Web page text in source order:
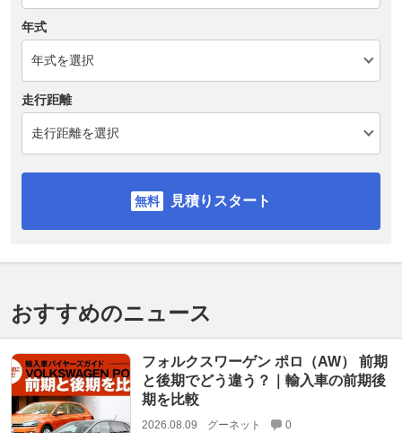
年式
走行距離
見積りスタート
おすすめのニュース
フォルクスワーゲン ポロ（AW） 前期
と後期でどう違う？｜輸入車の前期後
期を比較
2026.08.09 グーネット 0